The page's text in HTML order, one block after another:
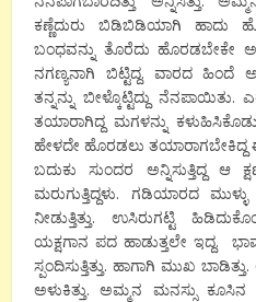
ಕಣ್ಣೆದುರು
ಬಿಡಿಬಿಡಿಯಾಗಿ ಹಾದು
ಬಂಧವನ್ನು ತೊರೆದು ಹೊರಡಬೇಕೇ
ನಗಣ್ಯನಾಗಿ ಬಿಟ್ಟಿದ್ದ. ವಾರದ ಹಿಂದೆ
ತನ್ನನ್ನು ಬೀಳ್ಕೊಟ್ಟಿದ್ದು ನೆನಪಾಯಿತು.
ತಯಾರಾಗಿದ್ದ ಮಗಳನ್ನು
ಹೇಳದೇ ಹೊರಡಲು ತಯಾರಾಗಬೇಕಿದ್ದ
ಬದುಕು
ಸುಂದರ ಅನ್ನಿಸುತ್ತಿದ್ದ ಆ
ಮರುಗುತ್ತಿದ್ದಳು. ಗಡಿಯಾರದ ಮುಳ್ಳು
ನೀಡುತ್ತಿತ್ತು. ಉಸಿರುಗಟ್ಟಿ
ಯಕ್ಷಗಾನ ಪದ ಹಾಡುತ್ತಲೇ ಇದ್ದ.
ಸ್ಪಂದಿಸುತ್ತಿತ್ತು.ಹಾಗಾಗಿ ಮುಖ ಬಾಡಿತ್ತು.
ಅಳುಕಿತ್ತು.ಅಮ್ಮನ ಮನಸ್ಸು ಕೂಸಿನ